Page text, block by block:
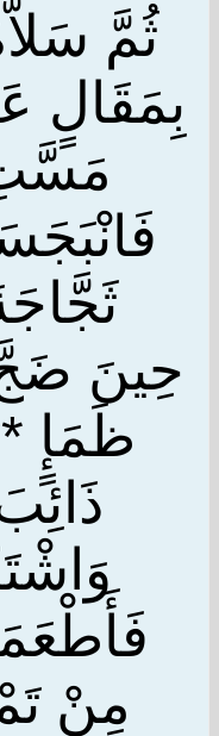
ثُمَّ
بِمَقَالٍ
مَسَّتِ
حِينَ
ظَمَإٍ
ذَائِبَ
مِنْ